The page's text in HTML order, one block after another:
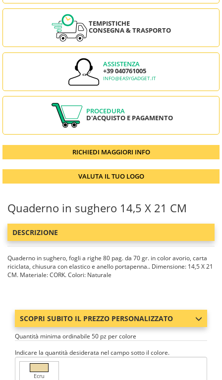
TEMPISTICHE
CONSEGNA & TRASPORTO
ASSISTENZA
+39 040761005
INFO@EASYGADGET.IT
PROCEDURA
D'ACQUISTO E PAGAMENTO
RICHIEDI MAGGIORI INFO
VALUTA IL TUO LOGO
Quaderno in sughero 14,5 X 21 CM
DESCRIZIONE
Quaderno in sughero, fogli a righe 80 pag. da 70 gr. in color avorio, carta
riciclata, chiusura con elastico e anello portapenna.. Dimensione: 14,5 X 21
CM. Materiale: CORK. Colori: Naturale
SCOPRI SUBITO IL PREZZO PERSONALIZZATO
Quantità minima ordinabile 50 pz per colore
Indicare la quantità desiderata nel campo sotto il colore.
Ecru